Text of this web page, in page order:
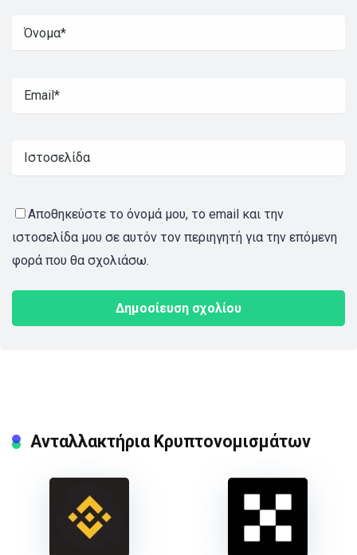
Αποθηκεύστε το όνομά μου, το email και την
ιστοσελίδα μου σε αυτόν τον περιηγητή για την επόμενη
φορά που θα σχολιάσω.
Ανταλλακτήρια Κρυπτονομισμάτων